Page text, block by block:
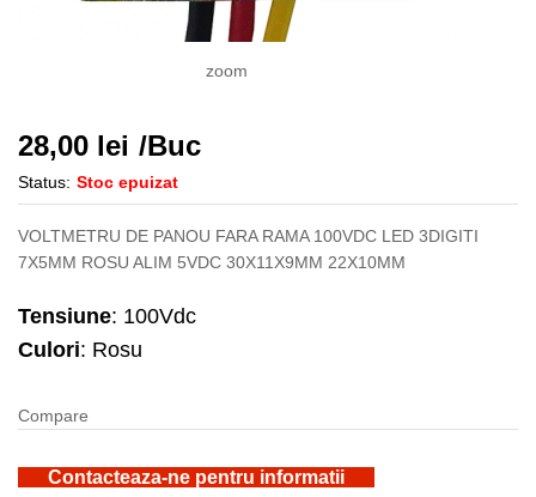
zoom
28,00 lei /Buc
Status: Stoc epuizat
VOLTMETRU DE PANOU FARA RAMA 100VDC LED 3DIGITI
7X5MM ROSU ALIM 5VDC 30X11X9MM 22X10MM
Tensiune: 100Vdc
Culori: Rosu
Compare
Contacteaza-ne pentru informatii